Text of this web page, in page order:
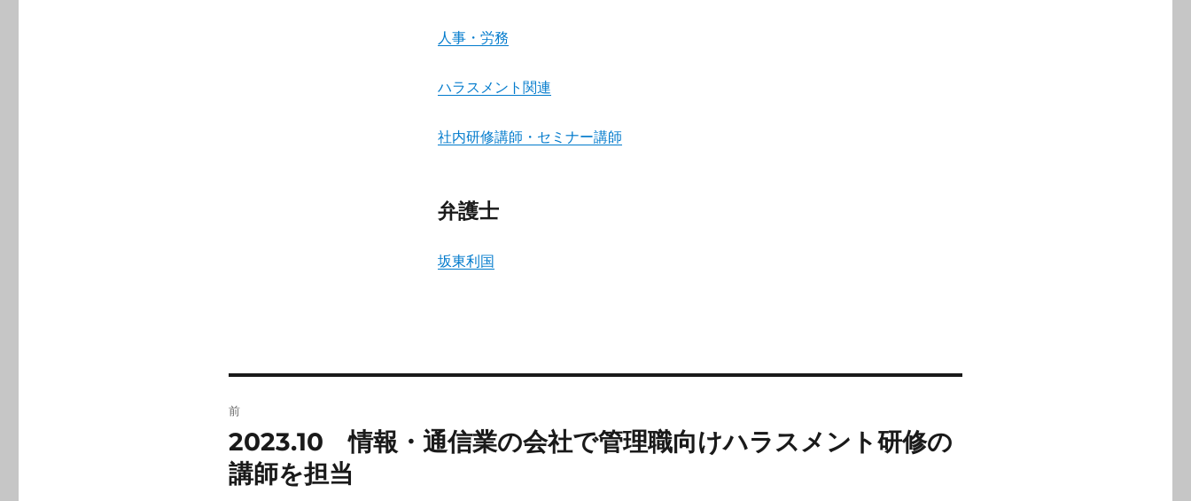
人事・労務
ハラスメント関連
社内研修講師・セミナー講師
弁護士
坂東利国
稿
ナ
前
前
の
投
2023.10 情報・通信業の会社で管理職向けハラスメント研修の
講師を担当